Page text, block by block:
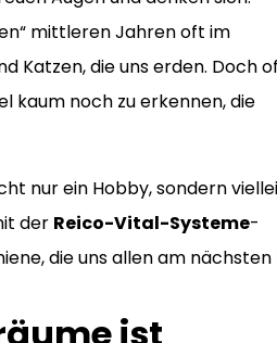
mittleren Jahren oft im
Katzen, die uns erden. Doch
kaum noch zu erkennen, die
nur ein Hobby, sondern
der Reico-Vital-Systeme-
die uns allen am nächsten